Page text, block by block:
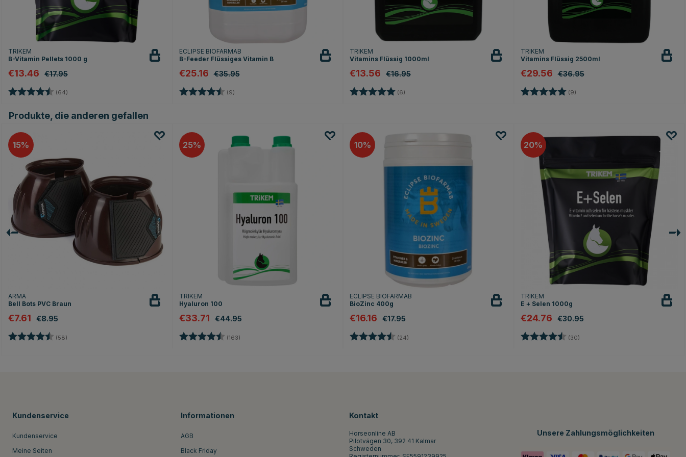
TRIKEM
B-Vitamin Pellets 1000 g
€13.46 €17.95
Bewertung: (64)
ECLIPSE BIOFARMAB
B-Feeder Flüssiges Vitamin B
€25.16 €35.95
Bewertung: (9)
TRIKEM
Vitamins Flüssig 1000ml
€13.56 €16.95
Bewertung: (6)
TRIKEM
Vitamins Flüssig 2500ml
€29.56 €36.95
Bewertung: (9)
Produkte, die anderen gefallen
15
ARMA
Bell Bots PVC Braun
€7.61 €8.95
Bewertung: (58)
25
TRIKEM
Hyaluron 100
€33.71 €44.95
Bewertung: (163)
10
ECLIPSE BIOFARMAB
BioZinc 400g
€16.16 €17.95
Bewertung: (24)
20
TRIKEM
E + Selen 1000g
€24.76 €30.95
Bewertung: (30)
Kundenservice
Kundenservice
Meine Seiten
Informationen
AGB
Black Friday
Kontakt
Horseonline AB
Pilotvägen 30, 392 41 Kalmar
Schweden
Unsere Zahlungsmöglichkeiten